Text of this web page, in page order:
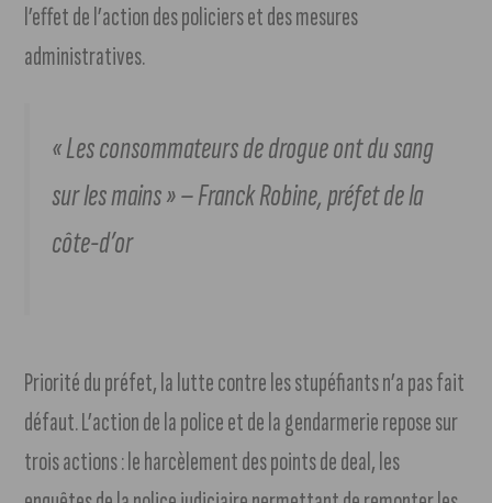
l’effet de l’action des policiers et des mesures
administratives.
« Les consommateurs de drogue ont du sang
sur les mains » – Franck Robine, préfet de la
côte-d’or
Priorité du préfet, la lutte contre les stupéfiants n’a pas fait
défaut. L’action de la police et de la gendarmerie repose sur
trois actions : le harcèlement des points de deal, les